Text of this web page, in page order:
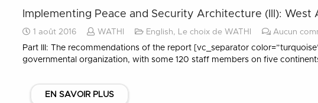
Implementing Peace and Security Architecture (III): West
1 août 2016 WATHI English, Le choix de WATHI
Aucun
Part III: The recommendations of the report [vc_separator
governmental organization, with some 120 staff members on five
EN SAVOIR PLUS